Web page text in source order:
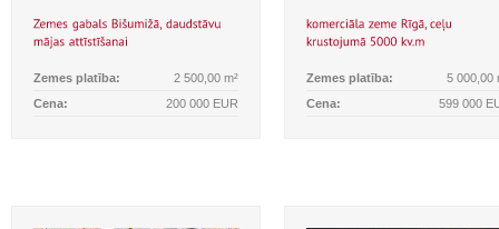
Zemes platība:
2 500,00 m²
Cena:
200 000 EUR
Zemes platība:
5 000,00
Cena:
599 000